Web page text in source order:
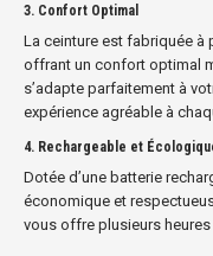
3. Confort Optimal
La ceinture est fabriquée à
offrant un confort optimal
s’adapte parfaitement à
expérience agréable à
4. Rechargeable et
Dotée d’une batterie
économique et
vous offre plusieurs heures